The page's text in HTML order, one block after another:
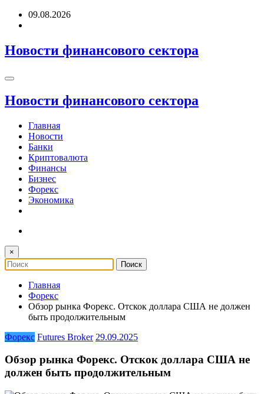
Перейти09.08.2026
Новости финансового сектора
Новости финансового сектора
Главная
Новости
Банки
Криптовалюта
Финансы
Бизнес
Форекс
Экономика
×
Главная
Форекс
Обзор рынка Форекс. Отскок доллара США не должен
быть продолжительным
Форекс Futures Broker 29.09.2025
Обзор рынка Форекс. Отскок доллара США не
должен быть продолжительным